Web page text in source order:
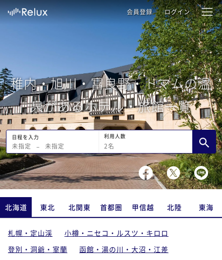
会員登録 ログイン
稚内・旭川・富良野・トマムの温
泉があるホテル・旅館一覧
日程を入力
未指定 − 未指定
利用人数
2名
北海道 東北 北関東 首都圏 甲信越 北陸 東海
札幌・定山渓
小樽・ニセコ・ルスツ・キロロ
登別・洞爺・室蘭
函館・湯の川・大沼・江差